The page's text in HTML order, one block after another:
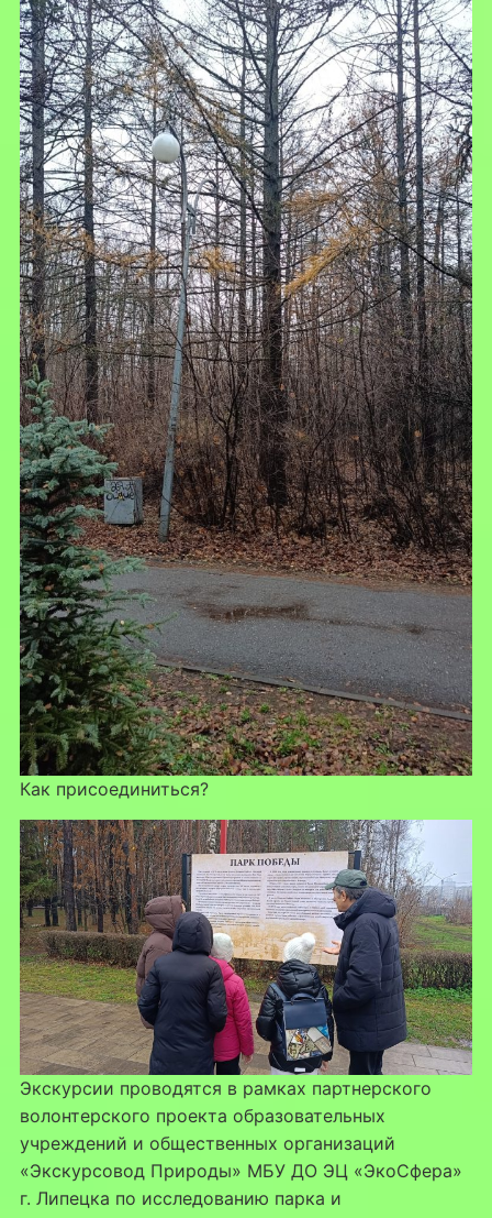
Как присоединиться?
Экскурсии проводятся в рамках партнерского
волонтерского проекта образовательных
учреждений и общественных организаций
«Экскурсовод Природы» МБУ ДО ЭЦ «ЭкоСфера»
г. Липецка по исследованию парка и